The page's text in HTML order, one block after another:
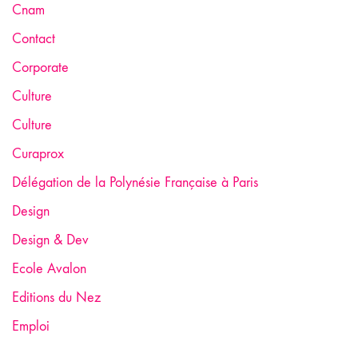
Cnam
Contact
Corporate
Culture
Culture
Curaprox
Délégation de la Polynésie Française à Paris
Design
Design & Dev
Ecole Avalon
Editions du Nez
Emploi